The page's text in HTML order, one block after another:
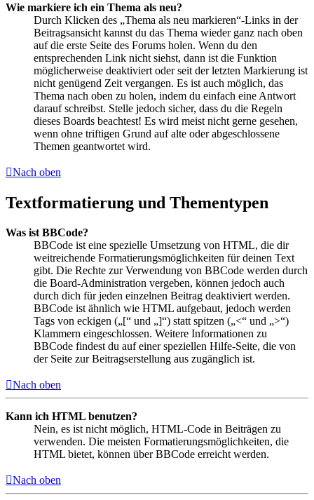
Wie markiere ich ein Thema als neu?
Durch Klicken des „Thema als neu markieren“-Links in der
Beitragsansicht kannst du das Thema wieder ganz nach oben
auf die erste Seite des Forums holen. Wenn du den
entsprechenden Link nicht siehst, dann ist die Funktion
möglicherweise deaktiviert oder seit der letzten Markierung ist
nicht genügend Zeit vergangen. Es ist auch möglich, das
Thema nach oben zu holen, indem du einfach eine Antwort
darauf schreibst. Stelle jedoch sicher, dass du die Regeln
dieses Boards beachtest! Es wird meist nicht gerne gesehen,
wenn ohne triftigen Grund auf alte oder abgeschlossene
Themen geantwortet wird.
Nach oben
Textformatierung und Thementypen
Was ist BBCode?
BBCode ist eine spezielle Umsetzung von HTML, die dir
weitreichende Formatierungsmöglichkeiten für deinen Text
gibt. Die Rechte zur Verwendung von BBCode werden durch
die Board-Administration vergeben, können jedoch auch
durch dich für jeden einzelnen Beitrag deaktiviert werden.
BBCode ist ähnlich wie HTML aufgebaut, jedoch werden
Tags von eckigen („[“ und „]“) statt spitzen („<“ und „>“)
Klammern eingeschlossen. Weitere Informationen zu
BBCode findest du auf einer speziellen Hilfe-Seite, die von
der Seite zur Beitragserstellung aus zugänglich ist.
Nach oben
Kann ich HTML benutzen?
Nein, es ist nicht möglich, HTML-Code in Beiträgen zu
verwenden. Die meisten Formatierungsmöglichkeiten, die
HTML bietet, können über BBCode erreicht werden.
Nach oben